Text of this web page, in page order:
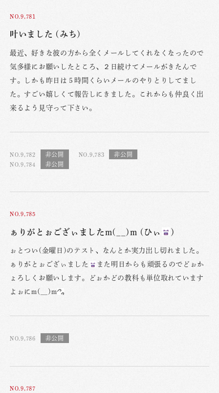
NO.9,781
叶いました (みち)
最近、好きな彼の方から全くメールしてくれなくなったので
気多様にお願いしたところ、２日続けてメールがきたんで
す。しかも昨日は５時間くらいメールのやりとりしてまし
た。すごい嬉しくて報告しにきました。これからも仲良く出
来るよう見守って下さい。
NO.9,782
NO.9,783
NO.9,784
NO.9,785
ぁりがとぉござぃましたm(__)m (ひぃ )
ぉとつい(金曜日)のテスト、なんとか実力出し切れました。
ぁりがとぉござぃました
また明日からも頑張るのでどぉか
ょろしくお願いします。どぉかどの教科も単位取れています
よぉにm(__)m
NO.9,786
NO.9,787